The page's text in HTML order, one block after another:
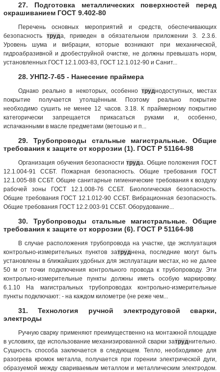
27. Подготовка металлических поверхностей перед
окрашиванием ГОСТ 9.402-80
Перечень основных мероприятий и средств, обеспечивающих
безопасность труда, приведен в обязательном приложении 3. 2.3.6.
Уровень шума и вибрации, которые возникают при механической,
гидроабразивной и дробеструйной очистке, не должны превышать норм,
установленных ГОСТ 12.1.003-83, ГОСТ 12.1.012-90 и Санит...
28. УНП2-7-65 - Нанесение праймера
Однако реально в некоторых, особенно труднодоступных, местах
покрытие получается утолщённым. Поэтому реально покрытие
необходимо сушить не менее 12 часов. 3.18. К праймерному покрытию
категорически запрещается прикасаться руками и, особенно,
испачканными в масле предметами (ветошью и п...
29. Трубопроводы стальные магистральные. Общие
требования к защите от коррозии (1). ГОСТ Р 51164-98
Организация обучения безопасности труда. Общие положения ГОСТ
12.1.004-91 ССБТ. Пожарная безопасность. Общие требования ГОСТ
12.1.005-88 ССБТ. Общие санитарные гигиенические требования к воздуху
рабочей зоны ГОСТ 12.1.008-76 ССБТ. Биологическая безопасность.
Общие требования ГОСТ 12.1.012-90 ССБТ. Вибрационная безопасность.
Общие требования ГОСТ 12.2.003-91 ССБТ. Оборудование...
30. Трубопроводы стальные магистральные. Общие
требования к защите от коррозии (6). ГОСТ Р 51164-98
В случае расположения трубопровода на участке, где эксплуатация
контрольно-измерительных пунктов затруднена, последние могут быть
установлены в ближайших удобных для эксплуатации местах, но не далее
50 м от точки подключения контрольного провода к трубопроводу. Эти
контрольно-измерительные пункты должны иметь особую маркировку.
6.1.10 На магистральных трубопроводах контрольно-измерительные
пункты подключают: - на каждом километре (не реже чем...
31. Технология ручной электродуговой сварки,
электроды
Ручную сварку применяют преимущественно на монтажной площадке
в условиях, где использование механизированной сварки затруднительно.
Сущность способа заключается в следующем. Тепло, необходимое для
разогрева кромок металла, получается при горении электрической дуги,
образуемой между свариваемым металлом и металлическим электродом.